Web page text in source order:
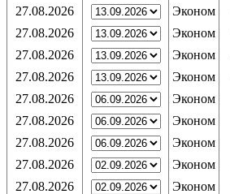
27.08.2026
Эконом
27.08.2026
Эконом
27.08.2026
Эконом
27.08.2026
Эконом
27.08.2026
Эконом
27.08.2026
Эконом
27.08.2026
Эконом
27.08.2026
Эконом
27.08.2026
Эконом